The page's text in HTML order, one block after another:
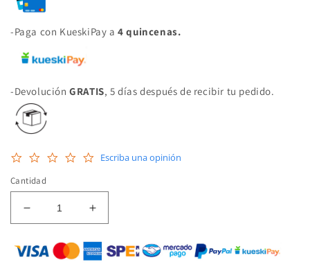
-Paga con KueskiPay a4 quincenas.
-DevoluciónGRATIS, 5 días después de recibir tu pedido.
0.0
Escriba una opinión
Cantidad
Reducir
cantidad
para
LK-
Aumentar
cantidad
para
LK-